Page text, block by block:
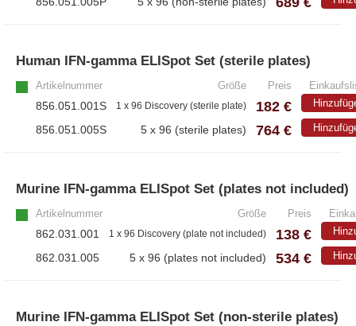
Human IFN-gamma ELISpot Set (sterile plates)
Artikelnummer Größe Preis
856.051.001S 1 x 96 Discovery (sterile plate) 182 €
856.051.005S 5 x 96 (sterile plates) 764 €
Murine IFN-gamma ELISpot Set (plates not included)
Artikelnummer Größe Preis
862.031.001 1 x 96 Discovery (plate not included) 138 €
862.031.005 5 x 96 (plates not included) 534 €
Murine IFN-gamma ELISpot Set (non-sterile plates)